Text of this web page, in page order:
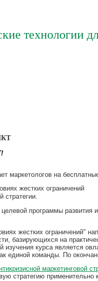
технологии
маркетологов на
жестких ограничений
стратегии.
программы развития
жестких ограничений"
базирующихся на
курса является
единой команды. По
маркетинговой
стратегию